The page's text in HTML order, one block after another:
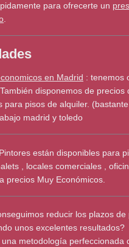
para ofrecerte un
en Madrid : tenemos
disponemos de precios
para pisos de alquiler.
madrid y toledo
están disponibles para
, locales comerciales ,
precios Muy Económicos.
reducir los plazos de
unos excelentes resultados?
una metodología perfeccionada